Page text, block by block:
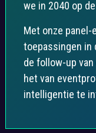
we in 2040 op
Met onze
toepassingen in
de follow-up
het van
intelligentie te